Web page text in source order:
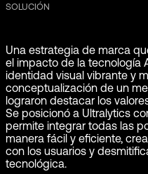
SOLUCIÓN
Una estrategia de marca
el impacto de la tecnología
identidad visual vibrante y
conceptualización de un
lograron destacar los
Se posicionó a Ultralytics
permite integrar todas las
manera fácil y eficiente,
con los usuarios y
tecnológica.